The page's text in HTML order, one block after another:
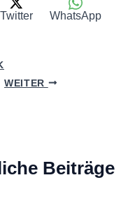
Twitter WhatsApp
WEITER
Beiträge